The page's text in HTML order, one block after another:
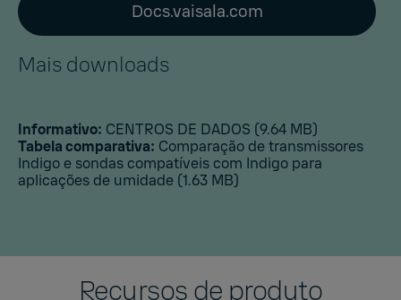
Docs.vaisala.com
Mais downloads
Informativo: CENTROS DE DADOS (9.64 MB)
Tabela comparativa: Comparação de transmissores
Indigo e sondas compatíveis com Indigo para
aplicações de umidade (1.63 MB)
Recursos de produto